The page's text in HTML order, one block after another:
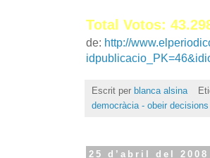
Total Votos:
de: http://
Escrit per blanca alsina
democràcia - obeir
25 d’abril del 2008